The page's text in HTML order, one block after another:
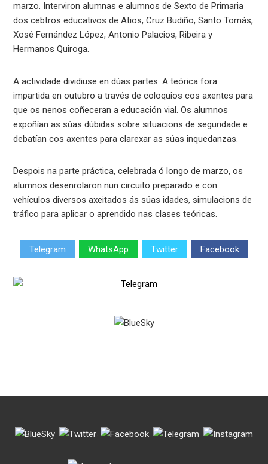
marzo. Interviron alumnas e alumnos de Sexto de Primaria
dos cebtros educativos de Atios, Cruz Budiño, Santo Tomás,
Xosé Fernández López, Antonio Palacios, Ribeira y
Hermanos Quiroga.
A actividade dividiuse en dúas partes. A teórica fora
impartida en outubro a través de coloquios cos axentes para
que os nenos coñeceran a educación vial. Os alumnos
expoñían as súas dúbidas sobre situacions de seguridade e
debatían cos axentes para clarexar as súas inquedanzas.
Despois na parte práctica, celebrada ó longo de marzo, os
alumnos desenrolaron nun circuito preparado e con
vehículos diversos axeitados ás súas idades, simulacions de
tráfico para aplicar o aprendido nas clases teóricas.
Telegram WhatsApp Twitter Facebook
. . . .